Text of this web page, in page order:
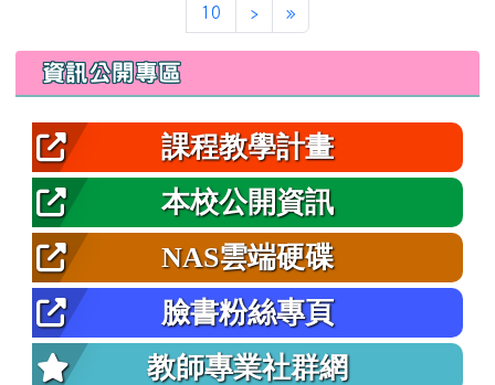
10 ›下一頁
»最後頁
左邊區域內容
資訊公開專區
課程教學計畫
本校公開資訊
NAS雲端硬碟
臉書粉絲專頁
教師專業社群網